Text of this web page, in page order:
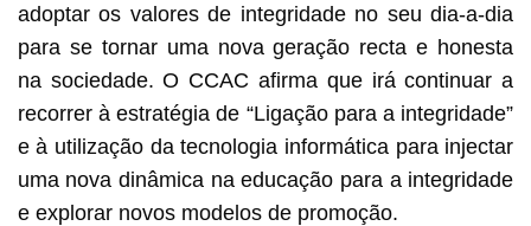
adoptar os valores de integridade no seu dia-a-dia
para se tornar uma nova geração recta e honesta
na sociedade. O CCAC afirma que irá continuar a
recorrer à estratégia de “Ligação para a integridade”
e à utilização da tecnologia informática para injectar
uma nova dinâmica na educação para a integridade
e explorar novos modelos de promoção.